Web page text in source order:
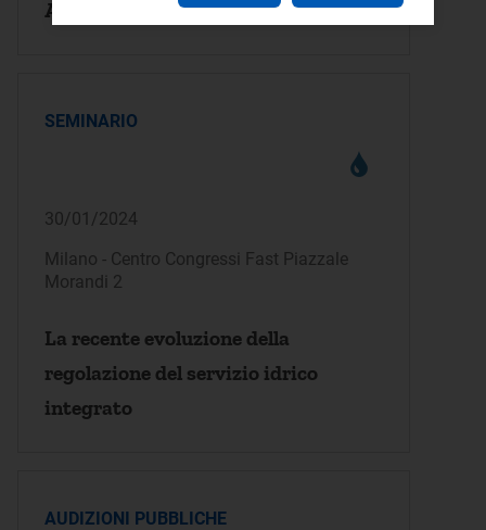
Audizioni periodiche ARERA 2024
SEMINARIO
30/01/2024
Milano - Centro Congressi Fast Piazzale
Morandi 2
La recente evoluzione della
regolazione del servizio idrico
integrato
AUDIZIONI PUBBLICHE